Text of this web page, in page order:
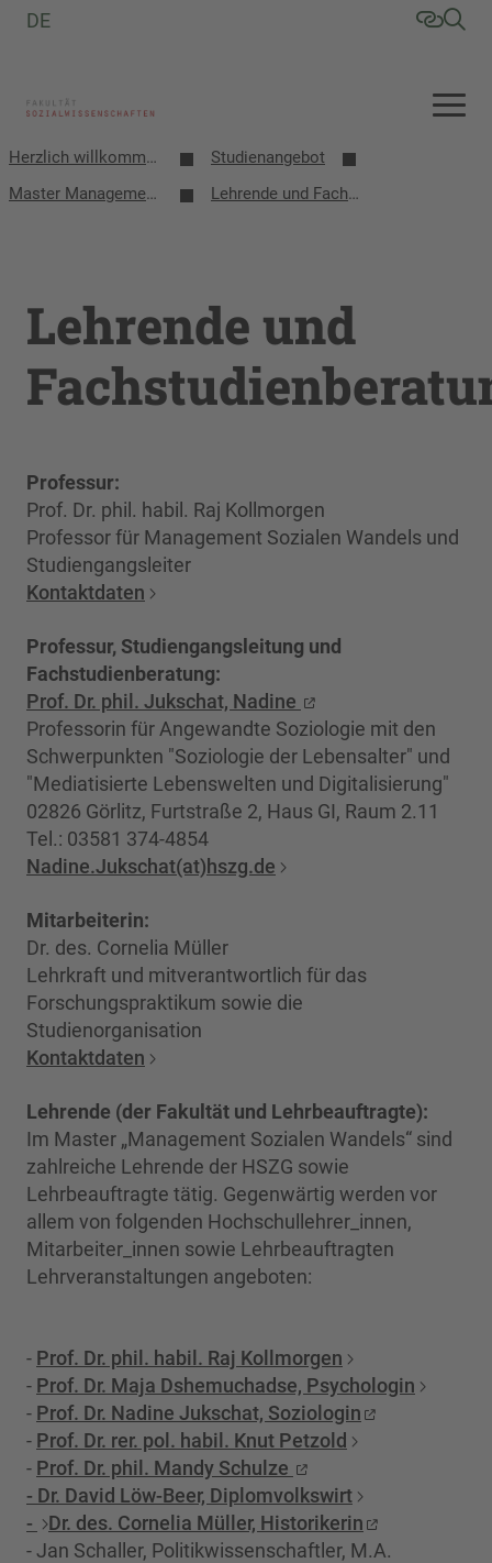
DE
Herzlich willkommen an der Fakultät Sozialwissenschaften
Studienangebot
Master Management Sozialen Wandels
Lehrende und Fachstudienberatung
Lehrende und
Professur:
Prof. Dr. phil. habil. Raj Kollmorgen
Professor für Management Sozialen Wandels und
Studiengangsleiter
Kontaktdaten
Professur, Studiengangsleitung und
Fachstudienberatung:
Prof. Dr. phil. Jukschat, Nadine
Professorin für Angewandte Soziologie mit den
Schwerpunkten "Soziologie der Lebensalter" und
"Mediatisierte Lebenswelten und Digitalisierung"
02826 Görlitz, Furtstraße 2, Haus GI, Raum 2.11
Tel.: 03581 374-4854
Nadine.Jukschat(at)hszg.de
Mitarbeiterin:
Dr. des. Cornelia Müller
Lehrkraft und mitverantwortlich für das
Forschungspraktikum sowie die
Studienorganisation
Kontaktdaten
Lehrende (der Fakultät und Lehrbeauftragte):
Im Master „Management Sozialen Wandels“ sind
zahlreiche Lehrende der HSZG sowie
Lehrbeauftragte tätig. Gegenwärtig werden vor
allem von folgenden Hochschullehrer_innen,
Mitarbeiter_innen sowie Lehrbeauftragten
Lehrveranstaltungen angeboten:
- Prof. Dr. phil. habil. Raj Kollmorgen
- Prof. Dr. Maja Dshemuchadse, Psychologin
- Prof. Dr. Nadine Jukschat, Soziologin
- Prof. Dr. rer. pol. habil. Knut Petzold
- Prof. Dr. phil. Mandy Schulze
- Dr. David Löw-Beer, Diplomvolkswirt
-
Dr. des. Cornelia Müller, Historikerin
- Jan Schaller, Politikwissenschaftler, M.A.